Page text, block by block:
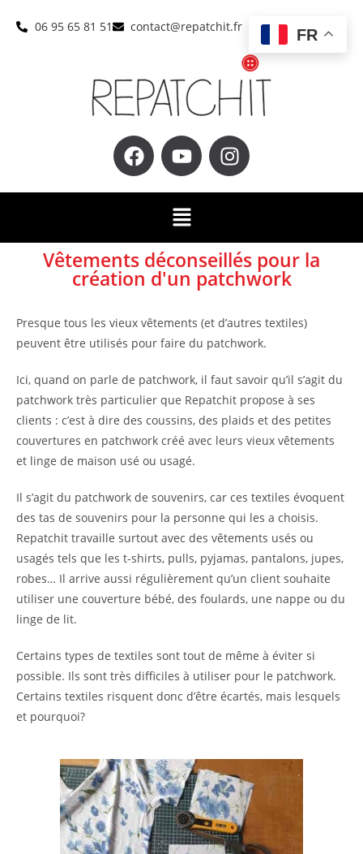
06 95 65 81 51 contact@repatchit.fr
Vêtements déconseillés pour la
création d'un patchwork
Presque tous les vieux vêtements (et d’autres textiles)
peuvent être utilisés pour faire du patchwork.
Ici, quand on parle de patchwork, il faut savoir qu’il s’agit du
patchwork très particulier que Repatchit propose à ses
clients : c’est à dire des coussins, des plaids et des petites
couvertures en patchwork créé avec leurs vieux vêtements
et linge de maison usé ou usagé.
Il s’agit du patchwork de souvenirs, car ces textiles évoquent
des tas de souvenirs pour la personne qui les a choisis.
Repatchit travaille surtout avec des vêtements usés ou
usagés tels que les t-shirts, pulls, pyjamas, pantalons, jupes,
robes… Il arrive aussi régulièrement qu’un client souhaite
utiliser une couverture bébé, des foulards, une nappe ou du
linge de lit.
Certains types de textiles sont tout de même à éviter si
possible. Ils sont très difficiles à utiliser pour le patchwork.
Certains textiles risquent donc d’être écartés, mais lesquels
et pourquoi?
FR